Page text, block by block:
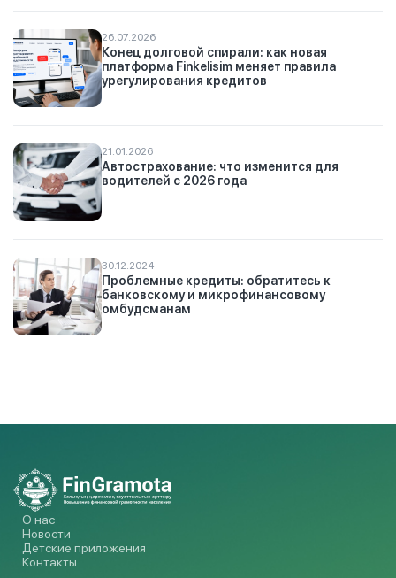
26.07.2026
Конец долговой спирали: как новая
платформа Finkelisim меняет правила
урегулирования кредитов
21.01.2026
Автострахование: что изменится для
водителей с 2026 года
30.12.2024
Проблемные кредиты: обратитесь к
банковскому и микрофинансовому
омбудсманам
О нас
Новости
Детские приложения
Контакты